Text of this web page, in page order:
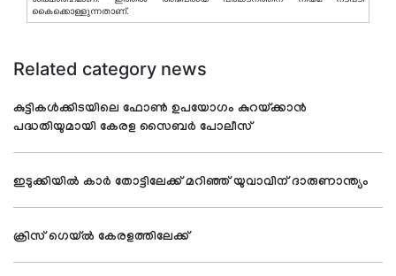
കൈക്കൊള്ളുന്നതാണ്.
Related category news
കുട്ടികള്‍ക്കിടയിലെ ഫോണ്‍ ഉപയോഗം കുറയ്ക്കാന്‍
പദ്ധതിയുമായി കേരള സൈബര്‍ പോലീസ്
ഇടുക്കിയില്‍ കാര്‍ തോട്ടിലേക്ക് മറിഞ്ഞ് യുവാവിന് ദാരുണാന്ത്യം
ക്രിസ് ഗെയ്ല്‍ കേരളത്തിലേക്ക്